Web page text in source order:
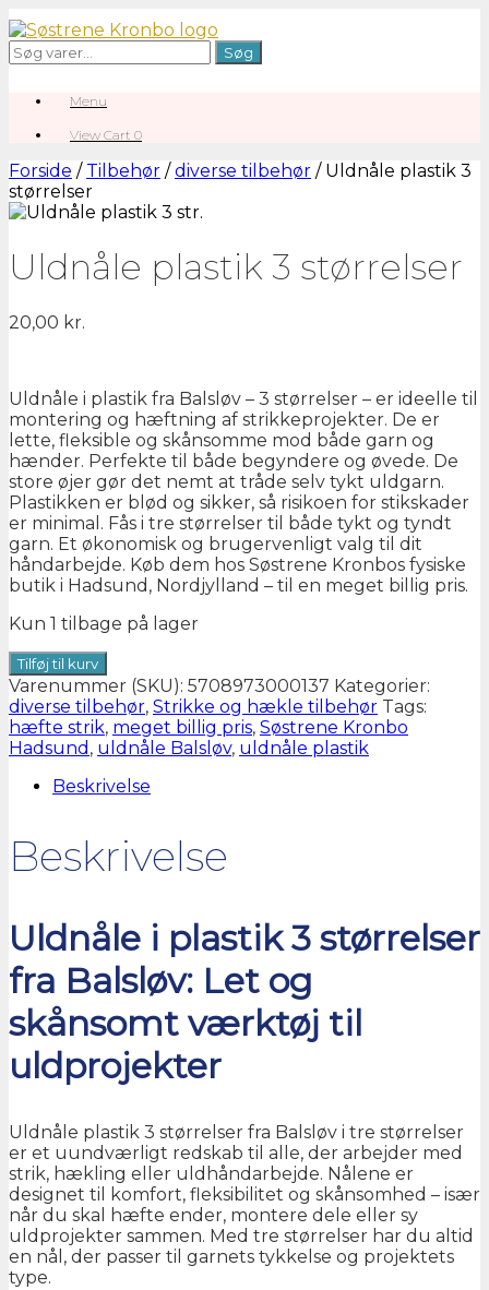
Gå
til
indhold
Søg
efter:
Søg
Menu
View
cart
View Cart 0
Forside / Tilbehør /diverse tilbehør / Uldnåle plastik 3
størrelser
Uldnåle plastik 3 størrelser
20,00 kr.
Uldnåle i plastik fra Balsløv – 3 størrelser – er ideelle til
montering og hæftning af strikkeprojekter. De er
lette, fleksible og skånsomme mod både garn og
hænder. Perfekte til både begyndere og øvede. De
store øjer gør det nemt at tråde selv tykt uldgarn.
Plastikken er blød og sikker, så risikoen for stikskader
er minimal. Fås i tre størrelser til både tykt og tyndt
garn. Et økonomisk og brugervenligt valg til dit
håndarbejde. Køb dem hos Søstrene Kronbos fysiske
butik i Hadsund, Nordjylland – til en meget billig pris.
Kun 1 tilbage på lager
Uldnåle
plastik
3
størrelser
antal
Tilføj til kurv
Varenummer (SKU): 5708973000137 Kategorier:
diverse tilbehør, Strikke og hækle tilbehør Tags:
hæfte strik, meget billig pris, Søstrene Kronbo
Hadsund , uldnåle Balsløv, uldnåle plastik
Beskrivelse
Beskrivelse
Uldnåle i plastik 3 størrelser
fra Balsløv: Let og
skånsomt værktøj til
uldprojekter
Uldnåle plastik 3 størrelser fra Balsløv i tre størrelser
er et uundværligt redskab til alle, der arbejder med
strik, hækling eller uldhåndarbejde. Nålene er
designet til komfort, fleksibilitet og skånsomhed – især
når du skal hæfte ender, montere dele eller sy
uldprojekter sammen. Med tre størrelser har du altid
en nål, der passer til garnets tykkelse og projektets
type.